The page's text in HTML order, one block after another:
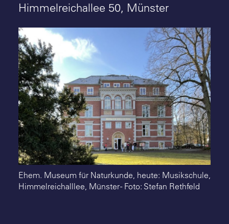
Himmelreichallee 50, Münster
Ehem. Museum für Naturkunde, heute: Musikschule,
Himmelreichalllee, Münster - Foto: Stefan Rethfeld